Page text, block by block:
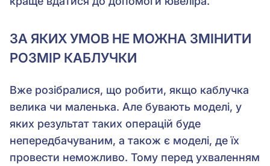
ЗА ЯКИХ УМОВ НЕ МОЖНА ЗМІНИТИ
РОЗМІР КАБЛУЧКИ
Вже розібралися, що робити, якщо каблучка
велика чи маленька. Але бувають моделі, у
яких результат таких операцій буде
непередбачуваним, а також є моделі, де їх
провести неможливо. Тому перед ухваленням